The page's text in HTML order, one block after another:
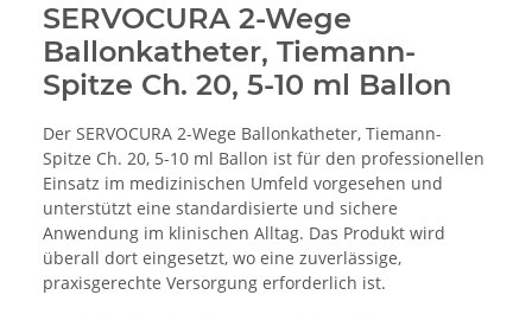
SERVOCURA 2-Wege
Ballonkatheter, Tiemann-
Spitze Ch. 20, 5-10 ml Ballon
Der SERVOCURA 2-Wege Ballonkatheter, Tiemann-
Spitze Ch. 20, 5-10 ml Ballon ist für den professionellen
Einsatz im medizinischen Umfeld vorgesehen und
unterstützt eine standardisierte und sichere
Anwendung im klinischen Alltag. Das Produkt wird
überall dort eingesetzt, wo eine zuverlässige,
praxisgerechte Versorgung erforderlich ist.